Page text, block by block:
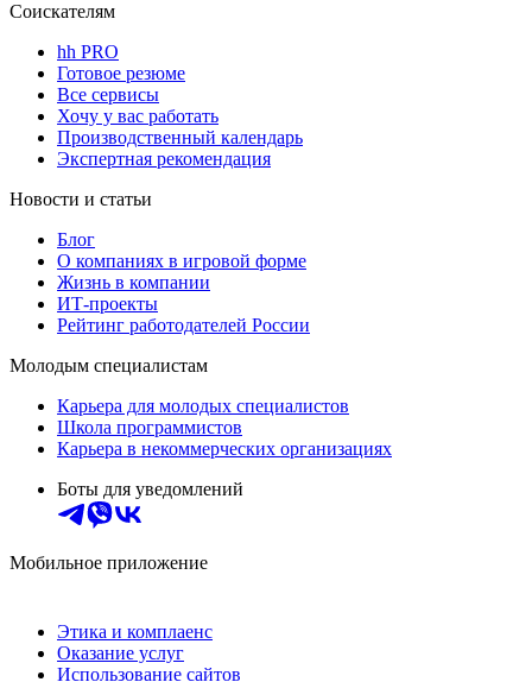
Соискателям
hh PRO
Готовое резюме
Все сервисы
Хочу у вас работать
Производственный календарь
Экспертная рекомендация
Новости и статьи
Блог
О компаниях в игровой форме
Жизнь в компании
ИТ-проекты
Рейтинг работодателей России
Молодым специалистам
Карьера для молодых специалистов
Школа программистов
Карьера в некоммерческих организациях
Боты для уведомлений
Мобильное приложение
Этика и комплаенс
Оказание услуг
Использование сайтов